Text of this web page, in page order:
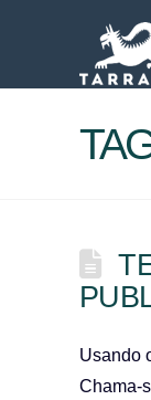
Usando
Chama-